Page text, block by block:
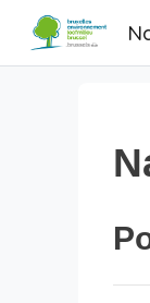
Passer au contenu